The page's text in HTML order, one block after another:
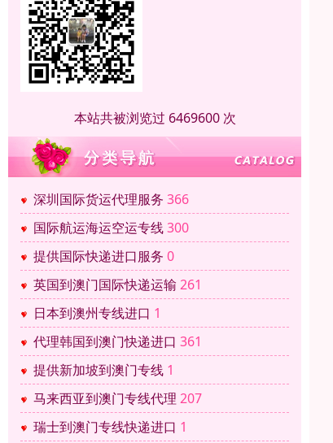
本站共被浏览过 6469600 次
深圳国际货运代理服务 366
国际航运海运空运专线300
提供国际快递进口服务 0
英国到澳门国际快递运输 261
日本到澳州专线进口 1
代理韩国到澳门快递进口 361
提供新加坡到澳门专线 1
马来西亚到澳门专线代理 207
瑞士到澳门专线快递进口 1